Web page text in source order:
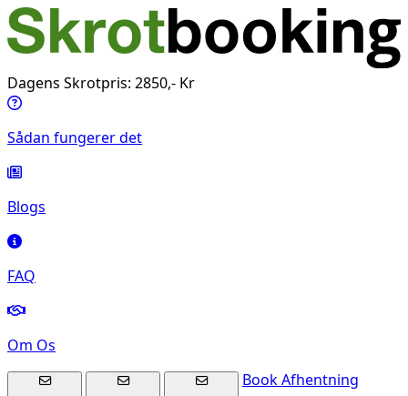
Dagens Skrotpris: 2850,- Kr
Sådan fungerer det
Blogs
FAQ
Om Os
Book Afhentning